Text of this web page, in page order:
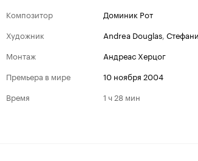
Композитор
Доминик Рот
Художник
Andrea Douglas,
Монтаж
Андреас Херцог
Премьера в мире
10 ноября 2004
Время
1 ч 28 мин